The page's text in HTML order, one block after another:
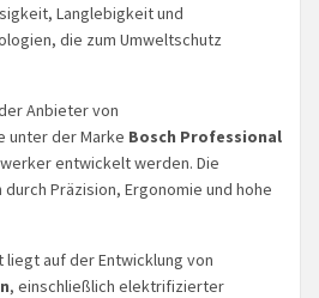
Langlebigkeit und
die zum Umweltschutz
Anbieter von
unter der Marke Bosch Professional
entwickelt werden. Die
Präzision, Ergonomie und hohe
auf der Entwicklung von
, einschließlich elektrifizierter